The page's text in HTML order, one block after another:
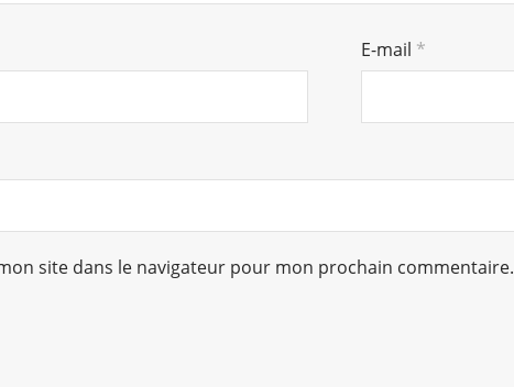
E-mail *
site dans le navigateur pour mon prochain commentaire.